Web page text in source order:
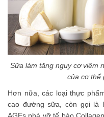
Sữa làm tăng nguy cơ viêm
của cơ thể
Hơn nữa, các loại thực
cao đường sữa, còn gọi là